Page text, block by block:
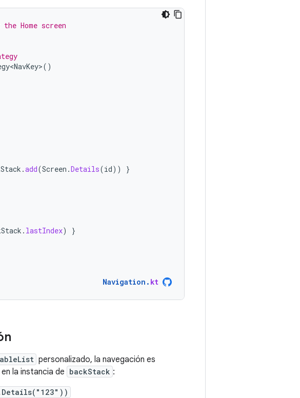
Home screen
()
.add(Screen .Details(id))
}
. lastIndex)
}
Navigation . kt
personalizado, la navegación es
la instancia de backStack :